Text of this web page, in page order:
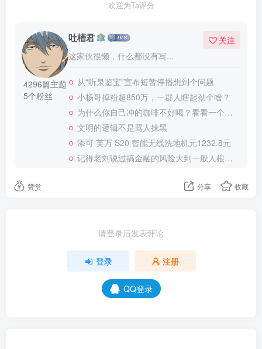
欢迎为Ta评分
4296篇主题
5个粉丝
吐槽君
这家伙很懒，什么都没有写...
关注
从“听泉鉴宝”宣布短暂停播想到个问题
小杨哥掉粉超850万，一群人瞎起劲个啥？
为什么你自己冲的咖啡不好喝？看看一个自媒体博主的分享
文明的逻辑不是骂人抹黑
添可 芙万 S20 智能无线洗地机元1232.8元
记得老刘说过搞金融的风险大到一般人根本承受不起
赞赏 分享 收藏
请登录后发表评论
登录 注册
QQ登录